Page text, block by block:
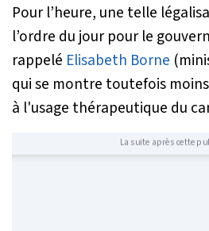
Pour l’heure, une telle
l’ordre du jour pour le
rappelé Elisabeth Borne
qui se montre toutefois
à l'usage thérapeutique du
La suite après cette